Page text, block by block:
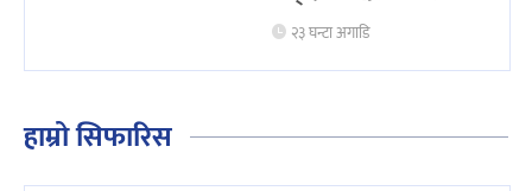
२३ घन्टा अगाडि
हाम्रो सिफारिस